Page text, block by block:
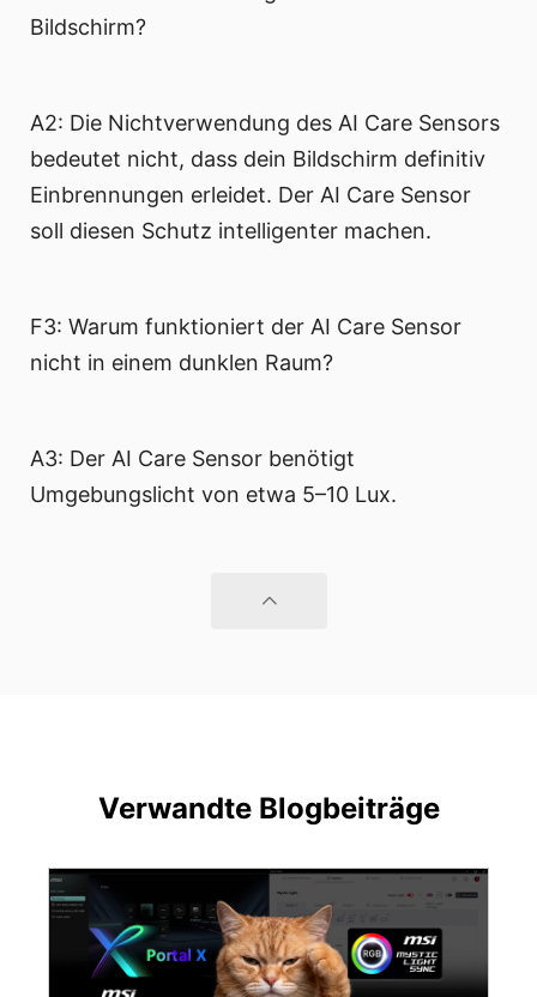
Bildschirm?
A2: Die Nichtverwendung des AI Care Sensors
bedeutet nicht, dass dein Bildschirm definitiv
Einbrennungen erleidet. Der AI Care Sensor
soll diesen Schutz intelligenter machen.
F3: Warum funktioniert der AI Care Sensor
nicht in einem dunklen Raum?
A3: Der AI Care Sensor benötigt
Umgebungslicht von etwa 5–10 Lux.
Verwandte Blogbeiträge